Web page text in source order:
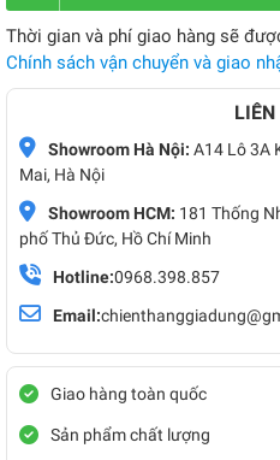
Thời gian và phí giao hàng sẽ
Chính sách vận chuyển và giao
LIÊN
Showroom Hà Nội: A14 Lô 3A
Mai, Hà Nội
Showroom HCM: 181 Thống
phố Thủ Đức, Hồ Chí Minh
Hotline:0968.398.857
Email:
Giao hàng toàn quốc
Sản phẩm chất lượng